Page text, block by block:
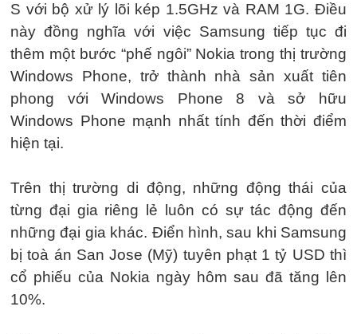
S với bộ xử lý lõi kép 1.5GHz và RAM 1G. Điều
này đồng nghĩa với việc Samsung tiếp tục đi
thêm một bước “phế ngôi” Nokia trong thị trường
Windows Phone, trở thành nhà sản xuất tiên
phong với Windows Phone 8 và sở hữu
Windows Phone mạnh nhất tính đến thời điểm
hiện tại.
Trên thị trường di động, những động thái của
từng đại gia riêng lẻ luôn có sự tác động đến
những đại gia khác. Điển hình, sau khi Samsung
bị toà án San Jose (Mỹ) tuyên phạt 1 tỷ USD thì
cổ phiếu của Nokia ngày hôm sau đã tăng lên
10%.